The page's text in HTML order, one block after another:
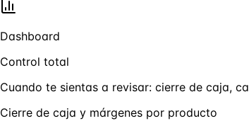
Dashboard
Control total
Cuando te sientas a revisar: cierre de caja,
Cierre de caja y márgenes por producto